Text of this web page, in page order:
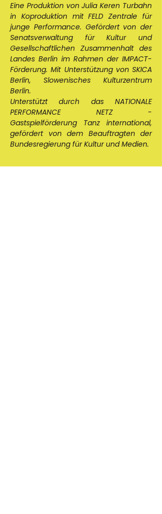
Eine Produktion von Julia Keren Turbahn
in Koproduktion mit FELD Zentrale für
junge Performance. Gefördert von der
Senatsverwaltung für Kultur und
Gesellschaftlichen Zusammenhalt des
Landes Berlin im Rahmen der IMPACT-
Förderung. Mit Unterstützung von SKICA
Berlin, Slowenisches Kulturzentrum
Berlin.
Unterstützt durch das NATIONALE
PERFORMANCE NETZ -
Gastspielförderung Tanz international,
gefördert von dem Beauftragten der
Bundesregierung für Kultur und Medien.